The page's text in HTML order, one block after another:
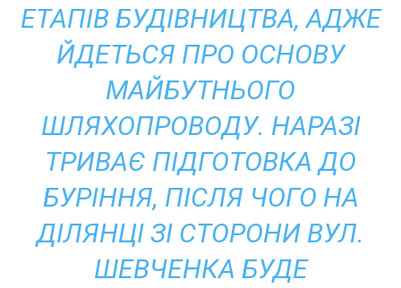
ЕТАПІВ БУДІВНИЦТВА, АДЖЕ
ЙДЕТЬСЯ ПРО ОСНОВУ
МАЙБУТНЬОГО
ШЛЯХОПРОВОДУ. НАРАЗІ
ТРИВАЄ ПІДГОТОВКА ДО
БУРІННЯ, ПІСЛЯ ЧОГО НА
ДІЛЯНЦІ ЗІ СТОРОНИ ВУЛ.
ШЕВЧЕНКА БУДЕ